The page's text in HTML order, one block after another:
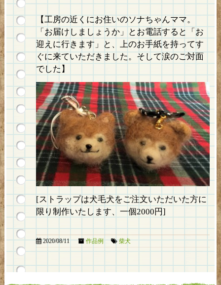
【工房の近くにお住いのソナちゃんママ。
「お届けしましょうか」とお電話すると「お
迎えに行きます」と、上のお手紙を持ってす
ぐに来ていただきました。そして涙のご対面
でした】
[ストラップは犬毛犬をご注文いただいた方に
限り制作いたします、一個2000円]
2020/08/11 作品例 柴犬